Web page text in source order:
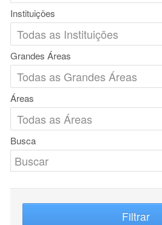
Instituições
Grandes Áreas
Áreas
Busca
Filtrar